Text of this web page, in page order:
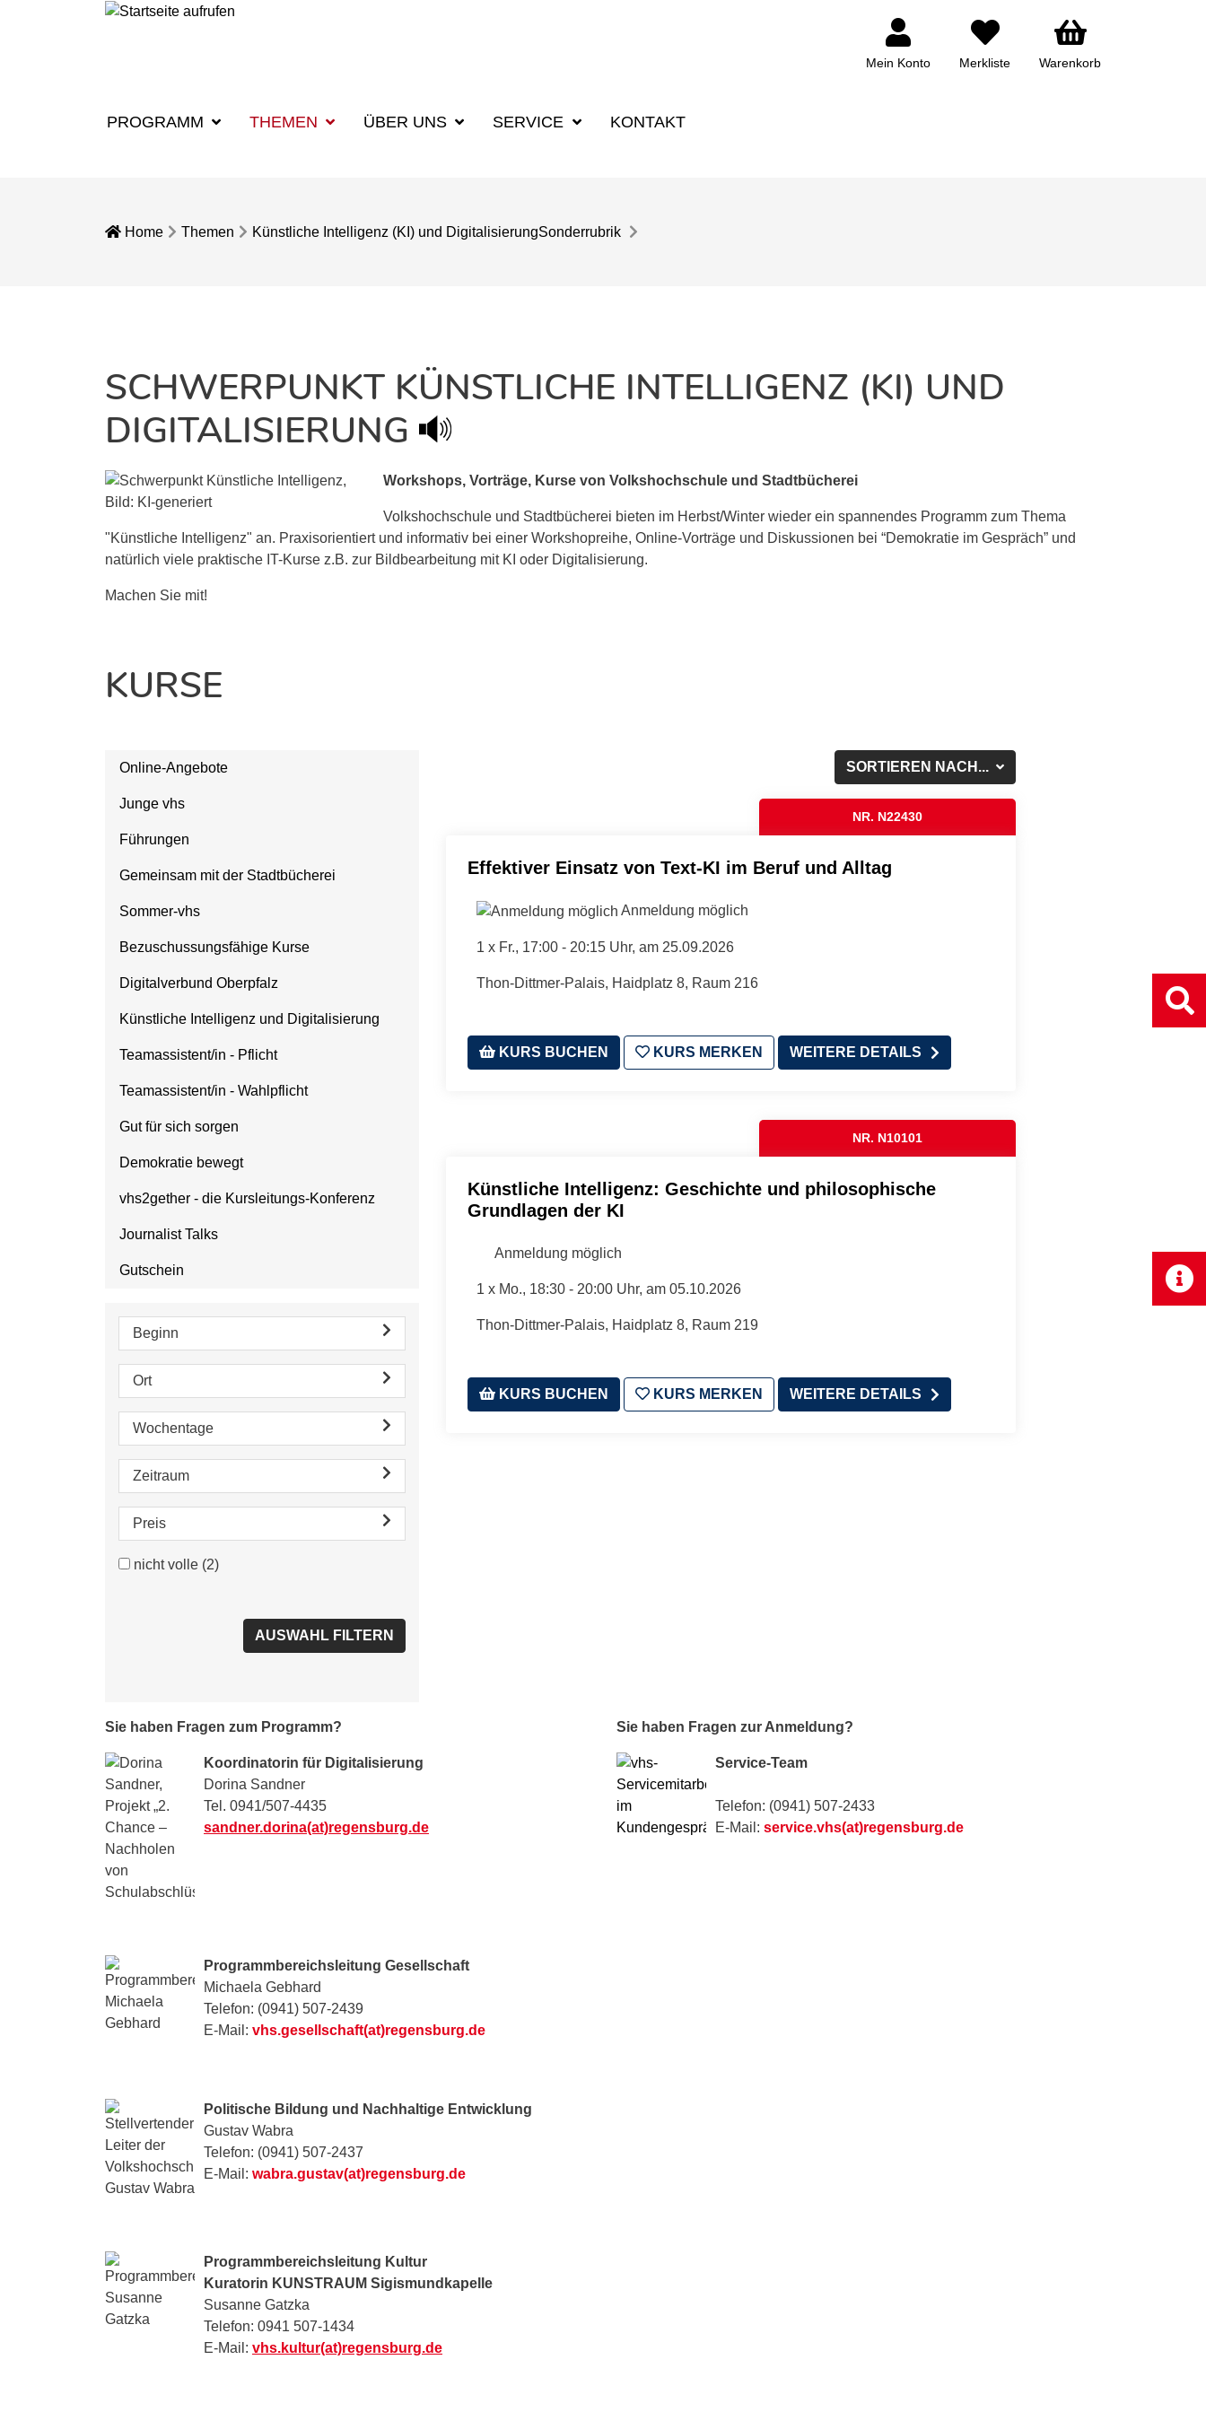
Mein Konto Merkliste Warenkorb
PROGRAMM THEMEN ÜBER UNS SERVICE KONTAKT
Home Themen Künstliche Intelligenz (KI) und DigitalisierungSonderrubrik
SCHWERPUNKT KÜNSTLICHE INTELLIGENZ (KI) UND
DIGITALISIERUNG
Workshops, Vorträge, Kurse von Volkshochschule und Stadtbücherei
Volkshochschule und Stadtbücherei bieten im Herbst/Winter wieder ein spannendes Programm zum Thema
"Künstliche Intelligenz" an. Praxisorientiert und informativ bei einer Workshopreihe, Online-Vorträge und Diskussionen bei “Demokratie im Gespräch” und
natürlich viele praktische IT-Kurse z.B. zur Bildbearbeitung mit KI oder Digitalisierung.
Machen Sie mit!
KURSE
Online-Angebote
Junge vhs
Führungen
Gemeinsam mit der Stadtbücherei
Sommer-vhs
Bezuschussungsfähige Kurse
Digitalverbund Oberpfalz
Künstliche Intelligenz und Digitalisierung
Teamassistent/in - Pflicht
Teamassistent/in - Wahlpflicht
Gut für sich sorgen
Demokratie bewegt
vhs2gether - die Kursleitungs-Konferenz
Journalist Talks
Gutschein
Beginn
Ort
Wochentage
Zeitraum
Preis
nicht volle (2)
SORTIEREN NACH...
NR. N22430
Effektiver Einsatz von Text-KI im Beruf und Alltag
Anmeldung möglich
1 x Fr., 17:00 - 20:15 Uhr, am 25.09.2026
Thon-Dittmer-Palais, Haidplatz 8, Raum 216
KURS BUCHEN KURS MERKEN WEITERE DETAILS
NR. N10101
Künstliche Intelligenz: Geschichte und philosophische
Grundlagen der KI
Anmeldung möglich
1 x Mo., 18:30 - 20:00 Uhr, am 05.10.2026
Thon-Dittmer-Palais, Haidplatz 8, Raum 219
KURS BUCHEN KURS MERKEN WEITERE DETAILS
Sie haben Fragen zum Programm?
Koordinatorin für Digitalisierung
Dorina Sandner
Tel. 0941/507-4435
sandner.dorina(at)regensburg.de
Programmbereichsleitung Gesellschaft
Michaela Gebhard
Telefon: (0941) 507-2439
E-Mail: vhs.gesellschaft(at)regensburg.de
Politische Bildung und Nachhaltige Entwicklung
Gustav Wabra
Telefon: (0941) 507-2437
E-Mail: wabra.gustav(at)regensburg.de
Programmbereichsleitung Kultur
Kuratorin KUNSTRAUM Sigismundkapelle
Susanne Gatzka
Telefon: 0941 507-1434
E-Mail: vhs.kultur(at)regensburg.de
Sie haben Fragen zur Anmeldung?
Service-Team
Telefon: (0941) 507-2433
E-Mail: service.vhs(at)regensburg.de